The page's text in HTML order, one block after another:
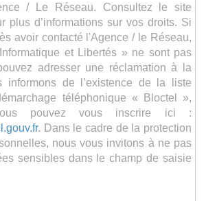
/ Le Réseau. Consultez le site
plus d’informations sur vos droits. Si
avoir contacté l'Agence / le Réseau,
et Libertés » ne sont pas
adresser une réclamation à la
informons de l’existence de la liste
téléphonique « Bloctel »,
pouvez vous inscrire ici :
. Dans le cadre de la protection
nous vous invitons à ne pas
sensibles dans le champ de saisie